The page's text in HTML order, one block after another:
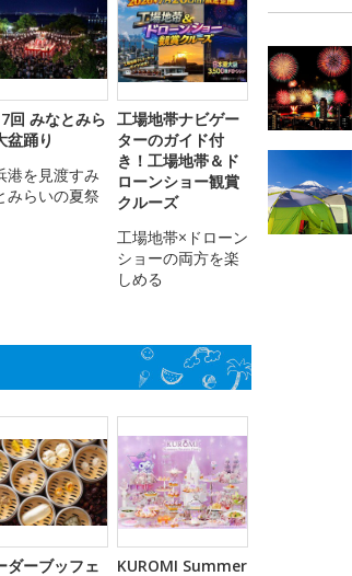
回 みなとみら
盆踊り
港を見渡すみ
みらいの夏祭
工場地帯ナビゲー
ターのガイド付
き！工場地帯＆ド
ローンショー観賞
クルーズ
工場地帯×ドローン
ショーの両方を楽
しめる
ダーブッフェ KUROMI Summer